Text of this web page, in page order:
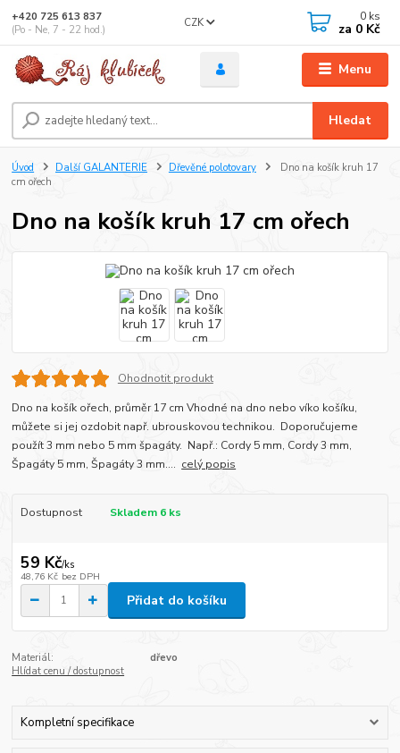
Menu
CZK
Hledat
+420 725 613 837
(Po - Ne, 7 - 22 hod.)
0 ks
za 0 Kč
Úvod Další GALANTERIE Dřevěné polotovary
Dno na košík kruh 17
cm ořech
Dno na košík kruh 17 cm ořech
Ohodnotit produkt
Dno na košík ořech, průměr 17 cm Vhodné na dno nebo víko košíku,
můžete si jej ozdobit např. ubrouskovou technikou. Doporučujeme
použít 3 mm nebo 5 mm špagáty. Např.: Cordy 5 mm, Cordy 3 mm,
Špagáty 5 mm, Špagáty 3 mm.... celý popis
Dostupnost Skladem 6 ks
59 Kč/ks
48,76 Kč bez DPH
Přidat do košíku
Materiál:
dřevo
Hlídat cenu / dostupnost
Kompletní specifikace